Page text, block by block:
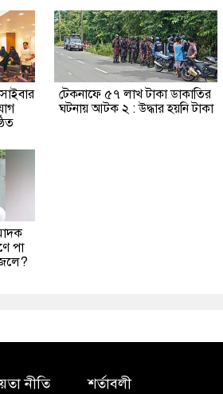
টেকনাফে ৫৭ লাখ টাকা ডাকাতির
ঘটনায় আটক ২ : উদ্ধার হয়নি টাকা
পা
নীতি শর্তাবলী